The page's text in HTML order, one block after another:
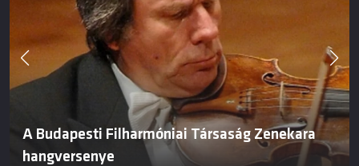
A Budapesti Filharmóniai Társaság Zenekara
hangversenye